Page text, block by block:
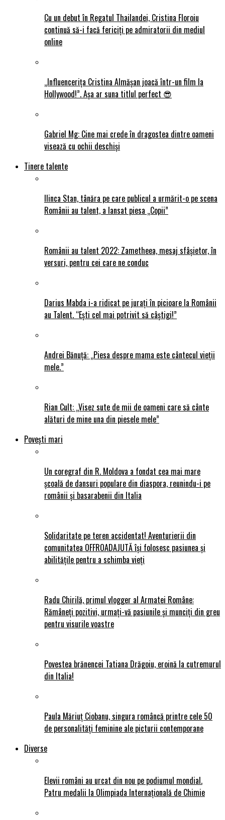
Cu un debut în Regatul Thailandei, Cristina Floroiu
continuă să-i facă fericiți pe admiratorii din mediul
online
„Influencerița Cristina Almășan joacă într-un film la
Hollywood!”. Așa ar suna titlul perfect 😎
Gabriel Mg: Cine mai crede în dragostea dintre oameni
visează cu ochii deschiși
Tinere talente
Ilinca Stan, tânăra pe care publicul a urmărit-o pe scena
Românii au talent, a lansat piesa „Copii”
Românii au talent 2022: Zametheea, mesaj sfâșietor, în
versuri, pentru cei care ne conduc
Darius Mabda i-a ridicat pe jurați în picioare la Românii
au Talent. “Ești cel mai potrivit să câștigi!”
Andrei Bănuță: „Piesa despre mama este cântecul vieții
mele.”
Rian Cult: „Visez sute de mii de oameni care să cânte
alături de mine una din piesele mele”
Povești mari
Un coregraf din R. Moldova a fondat cea mai mare
școală de dansuri populare din diaspora, reunindu-i pe
românii și basarabenii din Italia
Solidaritate pe teren accidentat! Aventurierii din
comunitatea OFFROADAJUTĂ își folosesc pasiunea și
abilitățile pentru a schimba vieți
Radu Chirilă, primul vlogger al Armatei Române:
Rămâneți pozitivi, urmați-vă pasiunile și munciți din greu
pentru visurile voastre
Povestea brănencei Tatiana Drăgoiu, eroină la cutremurul
din Italia!
Paula Măriuț Ciobanu, singura româncă printre cele 50
de personalități feminine ale picturii contemporane
Diverse
Elevii români au urcat din nou pe podiumul mondial.
Patru medalii la Olimpiada Internațională de Chimie